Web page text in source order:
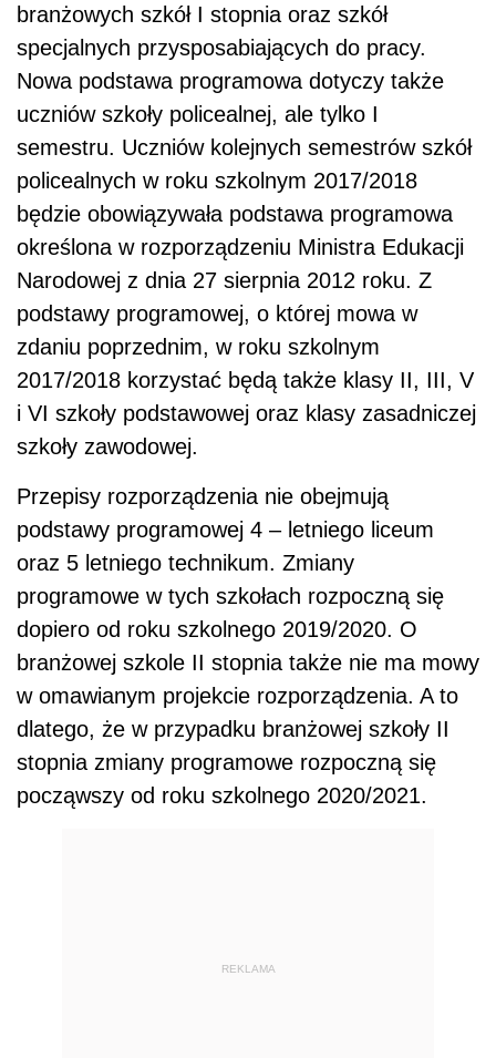
branżowych szkół I stopnia oraz szkół
specjalnych przysposabiających do pracy.
Nowa podstawa programowa dotyczy także
uczniów szkoły policealnej, ale tylko I
semestru. Uczniów kolejnych semestrów szkół
policealnych w roku szkolnym 2017/2018
będzie obowiązywała podstawa programowa
określona w rozporządzeniu Ministra Edukacji
Narodowej z dnia 27 sierpnia 2012 roku. Z
podstawy programowej, o której mowa w
zdaniu poprzednim, w roku szkolnym
2017/2018 korzystać będą także klasy II, III, V
i VI szkoły podstawowej oraz klasy zasadniczej
szkoły zawodowej.
Przepisy rozporządzenia nie obejmują
podstawy programowej 4 – letniego liceum
oraz 5 letniego technikum. Zmiany
programowe w tych szkołach rozpoczną się
dopiero od roku szkolnego 2019/2020. O
branżowej szkole II stopnia także nie ma mowy
w omawianym projekcie rozporządzenia. A to
dlatego, że w przypadku branżowej szkoły II
stopnia zmiany programowe rozpoczną się
począwszy od roku szkolnego 2020/2021.
REKLAMA